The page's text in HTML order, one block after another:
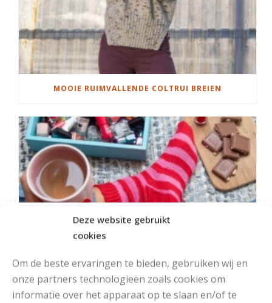
Deze website gebruikt
cookies
Om de beste ervaringen te bieden, gebruiken wij en
onze partners technologieën zoals cookies om
informatie over het apparaat op te slaan en/of te
MOOIE RUIMVALLENDE COLTRUI BREIEN